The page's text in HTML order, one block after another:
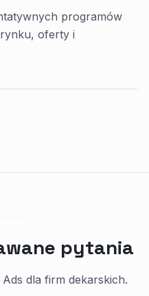
programów
oferty i
pytania
dla firm dekarskich.